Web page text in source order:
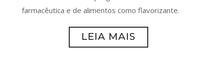
farmacêutica e de alimentos como flavorizante.
LEIA MAIS